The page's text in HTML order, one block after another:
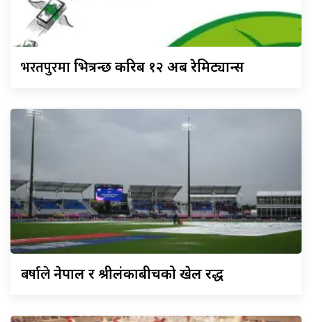
भरतपुरमाभित्रन्छ करिब १२ अर्ब रेमिट्यान्स
बर्षालेनेपाल र श्रीलंकाबीचको खेल रद्ध